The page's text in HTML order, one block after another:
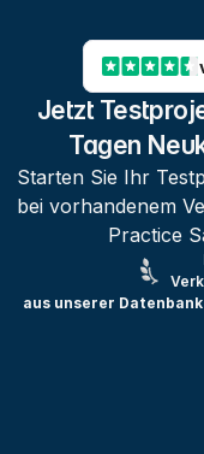
Jetzt
Tagen
Starten Sie Ihr
bei vorhandenem
Practice
aus unserer